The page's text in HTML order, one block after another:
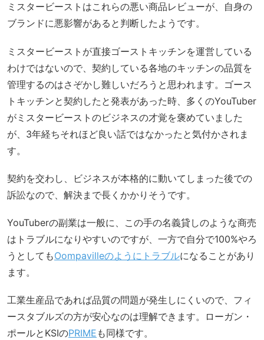
ミスタービーストはこれらの悪い商品レビューが、自身の
ブランドに悪影響があると判断したようです。
ミスタービーストが直接ゴーストキッチンを運営している
わけではないので、契約している各地のキッチンの品質を
管理するのはさぞかし難しいだろうと思われます。ゴース
トキッチンと契約したと発表があった時、多くのYouTuber
がミスタービーストのビジネスの才覚を褒めていました
が、3年経ちそれほど良い話ではなかったと気付かされま
す。
契約を交わし、ビジネスが本格的に動いてしまった後での
訴訟なので、解決まで長くかかりそうです。
YouTuberの副業は一般に、この手の名義貸しのような商売
はトラブルになりやすいのですが、一方で自分で100%やろ
うとしてもOompavilleのようにトラブルになることがあり
ます。
工業生産品であれば品質の問題が発生しにくいので、フィ
ースタブルズの方が安心なのは理解できます。ローガン・
ポールとKSIのPRIME も同様です。